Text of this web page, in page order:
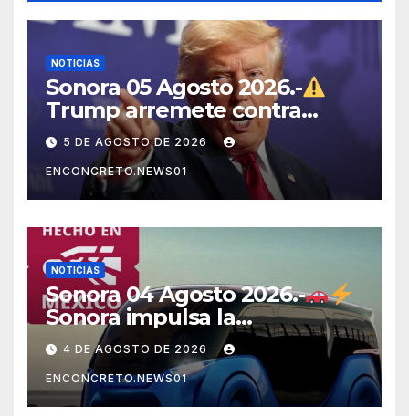
NOTICIAS
Sonora 05 Agosto 2026.-
Trump arremete contra
México, Canadá y otras
potencias por supuestos
abusos comerciales
5 DE AGOSTO DE 2026
ENCONCRETO.NEWS01
NOTICIAS
Sonora 04 Agosto 2026.-
Sonora impulsa la
electromovilidad con
«Beyond», un vehículo
eléctrico desarrollado junto
al ITH
4 DE AGOSTO DE 2026
ENCONCRETO.NEWS01